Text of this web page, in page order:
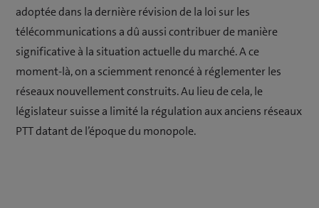
adoptée dans la dernière révision de la loi sur les
télécommunications a dû aussi contribuer de manière
significative à la situation actuelle du marché. A ce
moment-là, on a sciemment renoncé à réglementer les
réseaux nouvellement construits. Au lieu de cela, le
législateur suisse a limité la régulation aux anciens réseaux
PTT datant de l’époque du monopole.